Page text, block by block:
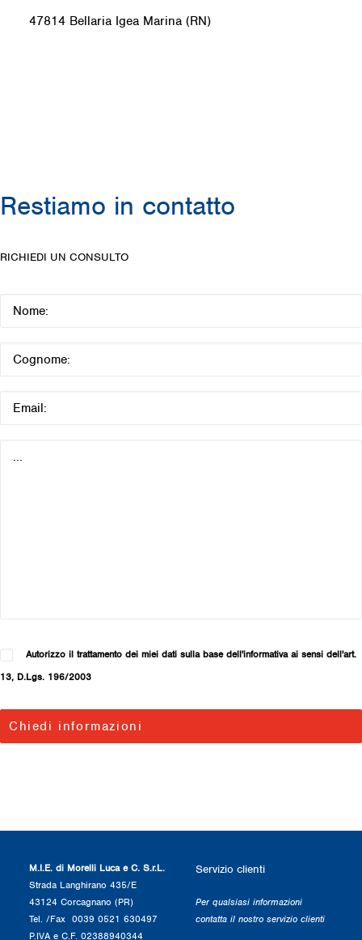
47814 Bellaria Igea Marina (RN)
Restiamo in contatto
RICHIEDI UN CONSULTO
Autorizzo il trattamento dei miei dati sulla base dell'informativa ai sensi dell'art.
13, D.Lgs. 196/2003
M.I.E. di Morelli Luca e C. S.r.L.
Strada Langhirano 435/E
43124 Corcagnano (PR)
Tel. /Fax 0039 0521 630497
P.IVA e C.F. 02388940344
Servizio clienti
Per qualsiasi informazioni
contatta il nostro servizio clienti